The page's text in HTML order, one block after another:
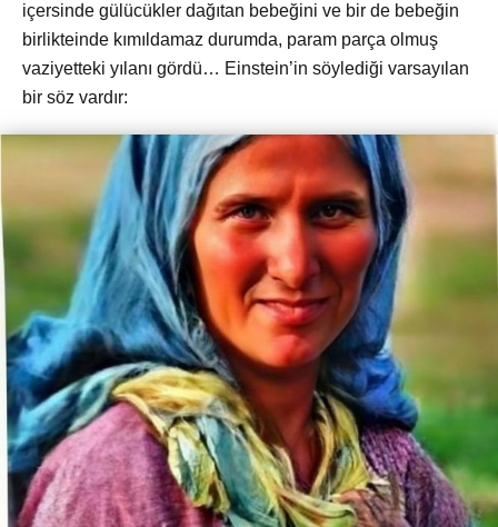
içersinde gülücükler dağıtan bebeğini ve bir de bebeğin
birlikteinde kımıldamaz durumda, param parça olmuş
vaziyetteki yılanı gördü… Einstein’in söylediği varsayılan
bir söz vardır: